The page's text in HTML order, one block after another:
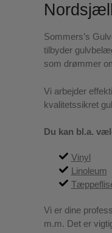
Sommers’s
tilbyder
som drømmer
Vi arbejder
kvalitetssikret
Du kan bl.a.
Vinyl
Linoleum
Vi er dine
m.m. Det er